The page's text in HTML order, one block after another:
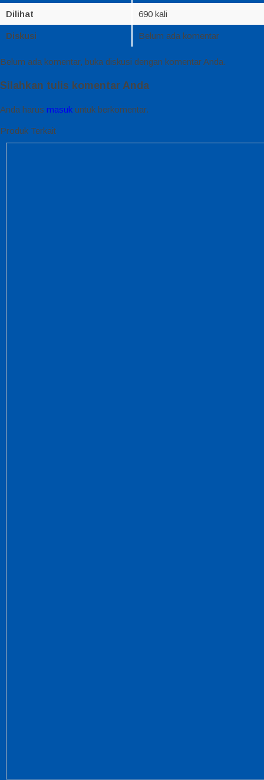
Dilihat 690 kali
Diskusi Belum ada komentar
Belum ada komentar, buka diskusi dengan komentar Anda.
Silahkan tulis komentar Anda
Anda harus masuk untuk berkomentar.
Produk Terkait